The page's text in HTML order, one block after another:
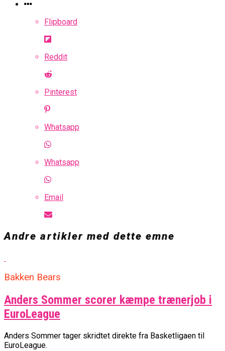
Flipboard
Reddit
Pinterest
Whatsapp
Whatsapp
Email
Andre artikler med dette emne
Bakken Bears
Anders Sommer scorer kæmpe trænerjob i
EuroLeague
Anders Sommer tager skridtet direkte fra Basketligaen til
EuroLeague.